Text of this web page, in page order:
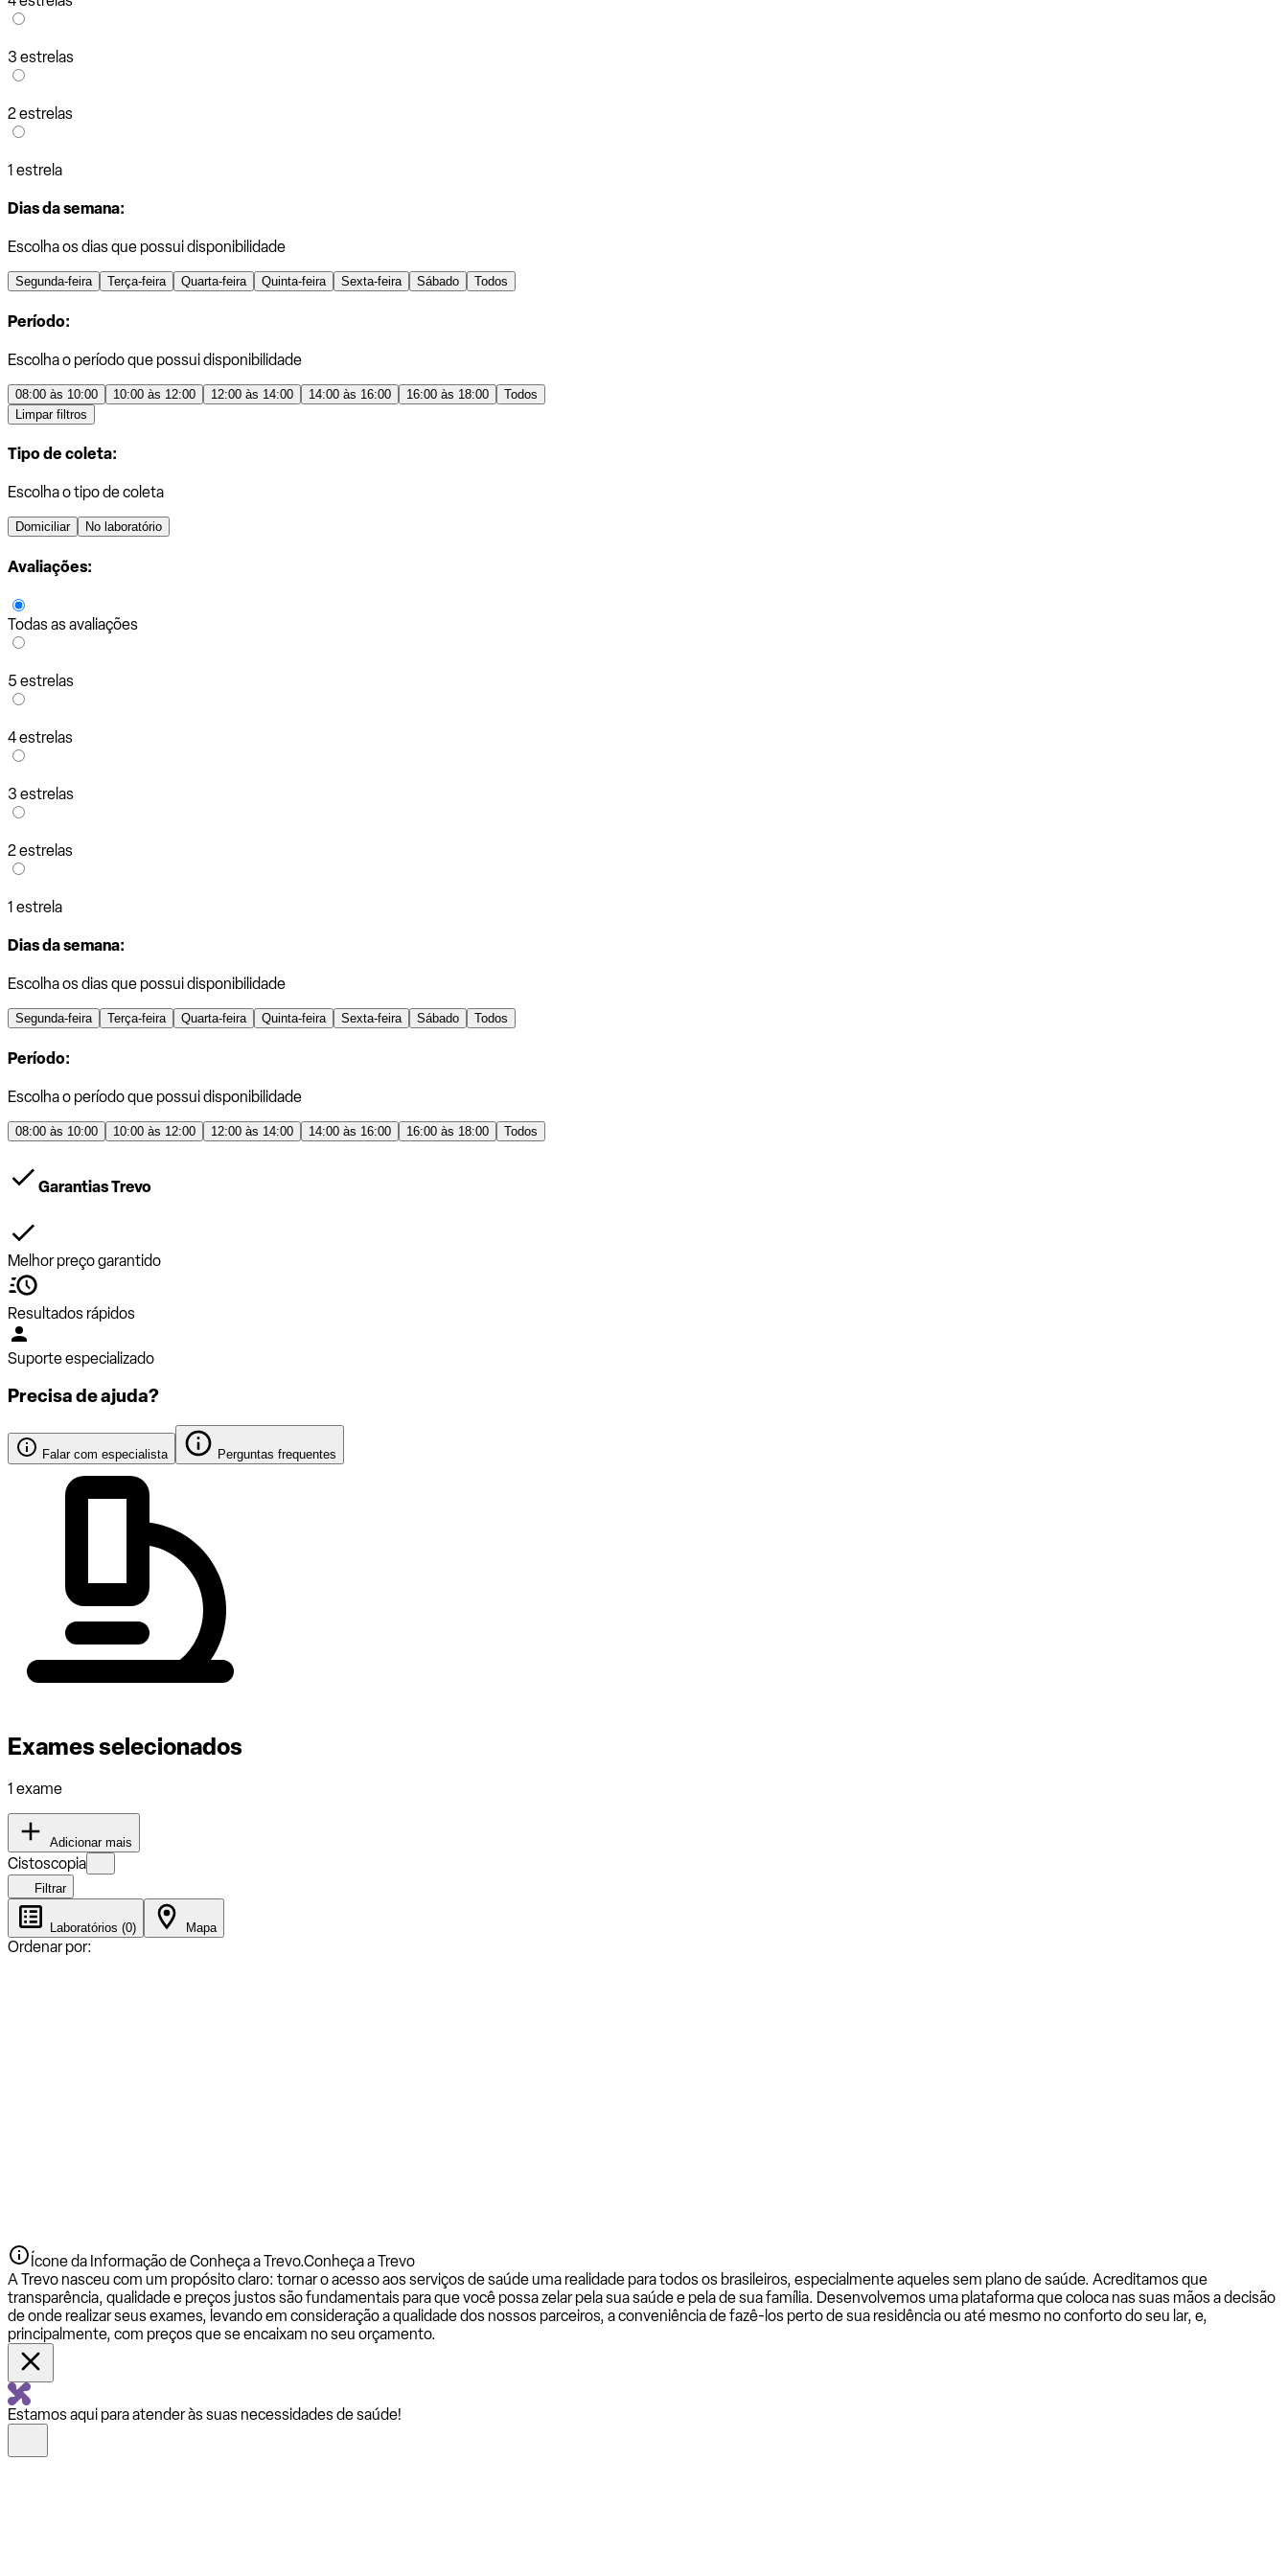
3 estrelas
2 estrelas
1 estrela
Dias da semana:
Escolha os dias que possui disponibilidade
Segunda-feira Terça-feira Quarta-feira Quinta-feira Sexta-feira Sábado Todos
Período:
Escolha o período que possui disponibilidade
08:00 às 10:00 10:00 às 12:00 12:00 às 14:00 14:00 às 16:00 16:00 às 18:00
Todos
Limpar filtros
Tipo de coleta:
Escolha o tipo de coleta
Domiciliar No laboratório
Avaliações:
Todas as avaliações
5 estrelas
4 estrelas
3 estrelas
2 estrelas
1 estrela
Dias da semana:
Escolha os dias que possui disponibilidade
Segunda-feira Terça-feira Quarta-feira Quinta-feira Sexta-feira Sábado Todos
Período:
Escolha o período que possui disponibilidade
08:00 às 10:00 10:00 às 12:00 12:00 às 14:00 14:00 às 16:00 16:00 às 18:00 Todos
Garantias Trevo
Melhor preço garantido
Resultados rápidos
Suporte especializado
Precisa de ajuda?
Falar com especialista Perguntas frequentes
Exames selecionados
1 exame
Adicionar mais
Cistoscopia
Filtrar
Laboratórios (0) Mapa
Ordenar por:
Ícone da Informação de Conheça a Trevo.Conheça a Trevo
A Trevo nasceu com um propósito claro: tornar o acesso aos serviços de saúde uma realidade para todos os brasileiros, especialmente aqueles sem plano de saúde. Acreditamos que
transparência, qualidade e preços justos são fundamentais para que você possa zelar pela sua saúde e pela de sua família. Desenvolvemos uma plataforma que coloca nas suas mãos a decisão
de onde realizar seus exames, levando em consideração a qualidade dos nossos parceiros, a conveniência de fazê-los perto de sua residência ou até mesmo no conforto do seu lar, e,
principalmente, com preços que se encaixam no seu orçamento.
Estamos aqui para atender às suas necessidades de saúde!